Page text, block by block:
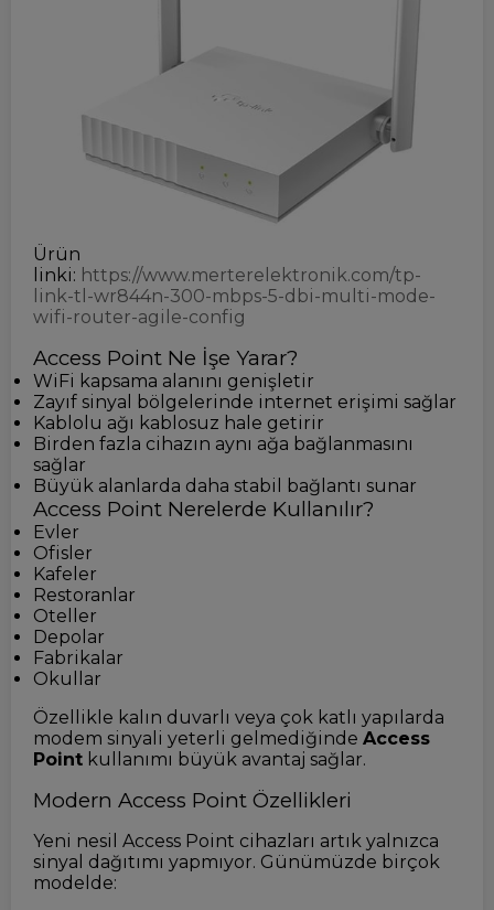
Ürün
linki: https://www.merterelektronik.com/tp-
link-tl-wr844n-300-mbps-5-dbi-multi-mode-
wifi-router-agile-config
Access Point Ne İşe Yarar?
WiFi kapsama alanını genişletir
Zayıf sinyal bölgelerinde internet erişimi sağlar
Kablolu ağı kablosuz hale getirir
Birden fazla cihazın aynı ağa bağlanmasını
sağlar
Büyük alanlarda daha stabil bağlantı sunar
Access Point Nerelerde Kullanılır?
Evler
Ofisler
Kafeler
Restoranlar
Oteller
Depolar
Fabrikalar
Okullar
Özellikle kalın duvarlı veya çok katlı yapılarda
modem sinyali yeterli gelmediğinde Access
Point kullanımı büyük avantaj sağlar.
Modern Access Point Özellikleri
Yeni nesil Access Point cihazları artık yalnızca
sinyal dağıtımı yapmıyor. Günümüzde birçok
modelde: